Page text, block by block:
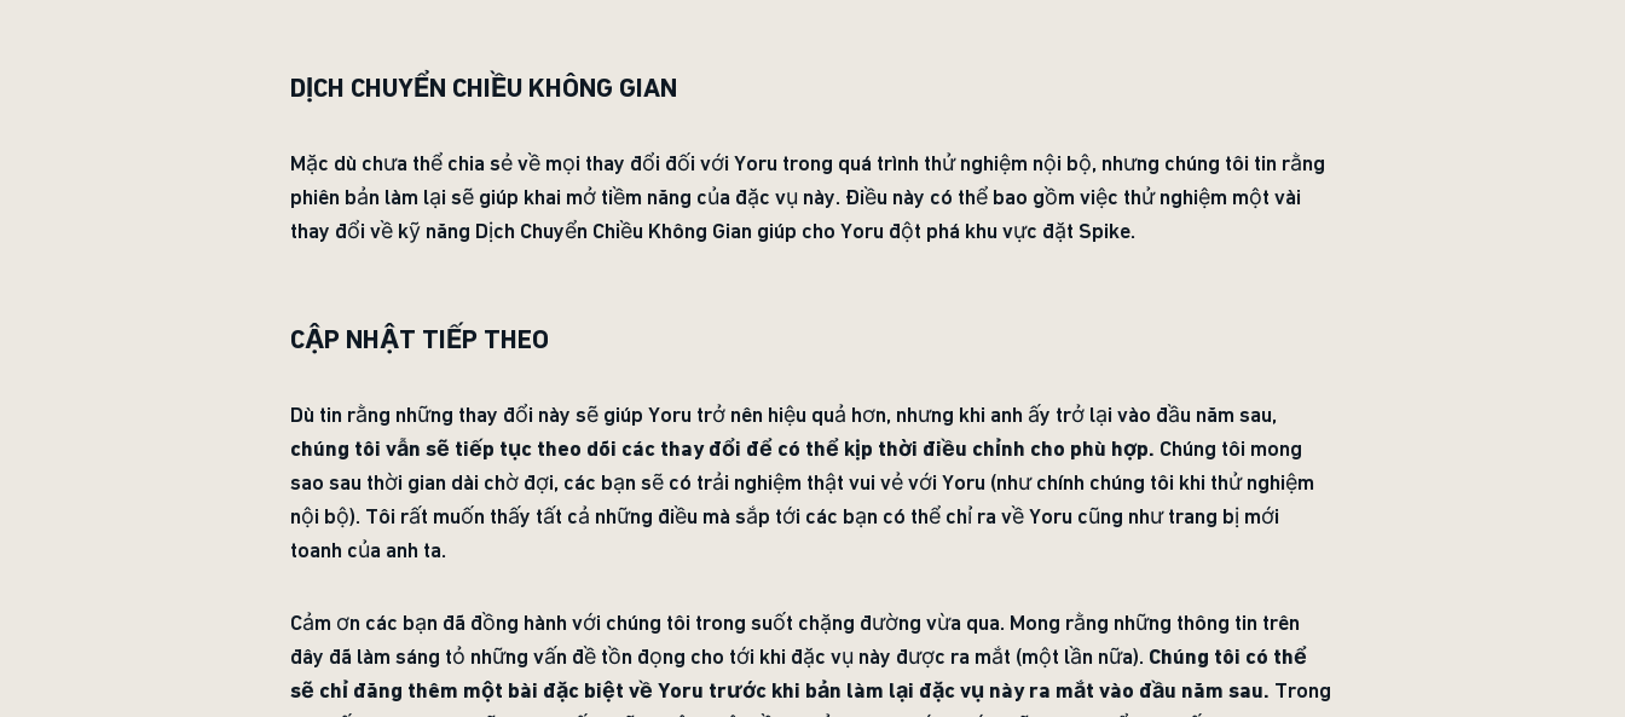
DỊCH CHUYỂN CHIỀU KHÔNG GIAN
Mặc dù chưa thể chia sẻ về mọi thay đổi đối với Yoru trong quá trình thử nghiệm nội bộ, nhưng chúng tôi tin rằng
phiên bản làm lại sẽ giúp khai mở tiềm năng của đặc vụ này. Điều này có thể bao gồm việc thử nghiệm một vài
thay đổi về kỹ năng Dịch Chuyển Chiều Không Gian giúp cho Yoru đột phá khu vực đặt Spike.
CẬP NHẬT TIẾP THEO
Dù tin rằng những thay đổi này sẽ giúp Yoru trở nên hiệu quả hơn, nhưng khi anh ấy trở lại vào đầu năm sau,
chúng tôi vẫn sẽ tiếp tục theo dõi các thay đổi để có thể kịp thời điều chỉnh cho phù hợp. Chúng tôi mong
sao sau thời gian dài chờ đợi, các bạn sẽ có trải nghiệm thật vui vẻ với Yoru (như chính chúng tôi khi thử nghiệm
nội bộ). Tôi rất muốn thấy tất cả những điều mà sắp tới các bạn có thể chỉ ra về Yoru cũng như trang bị mới
toanh của anh ta.
Cảm ơn các bạn đã đồng hành với chúng tôi trong suốt chặng đường vừa qua. Mong rằng những thông tin trên
đây đã làm sáng tỏ những vấn đề tồn đọng cho tới khi đặc vụ này được ra mắt (một lần nữa). Chúng tôi có thể
sẽ chỉ đăng thêm một bài đặc biệt về Yoru trước khi bản làm lại đặc vụ này ra mắt vào đầu năm sau. Trong